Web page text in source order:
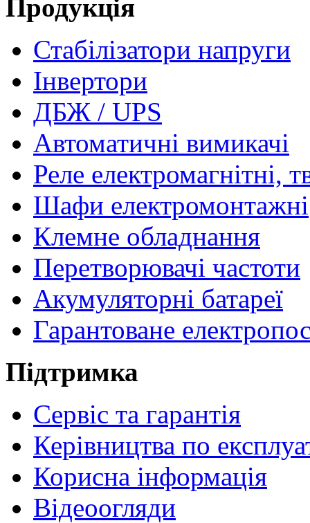
Продукція
Стабілізатори напруги
Інвертори
ДБЖ / UPS
Автоматичні вимикачі
Реле електромагнітні,
Шафи електромонтажні
Клемне обладнання
Перетворювачі частоти
Акумуляторні батареї
Гарантоване
Підтримка
Сервіс та гарантія
Керівництва по
Корисна інформація
Відеоогляди